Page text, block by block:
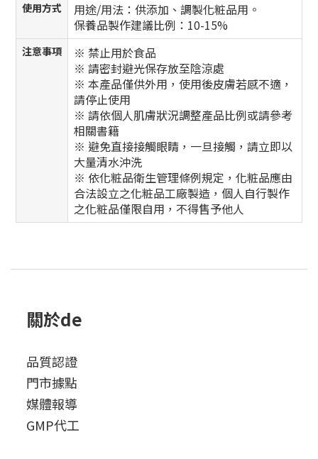
使用方式
用途/用法：供添加、調製化粧品用。
保養品製作建議比例：10-15%
注意事項
※ 禁止用於食品
※ 請密封避光保存放至陰涼處
※ 本產品僅供外用，使用後皮膚若感不適，
請停止使用
※ 請依個人肌膚狀況調整產品比例或請參考
相關書籍
※ 避免直接接觸眼睛，一旦接觸，請立即以
大量清水沖洗
※ 依化粧品衛生管理條例規定，化粧品應由
合法設立之化粧品工廠製造，個人自行製作
之化粧品僅限自用，不得售予他人
關於de
品質認證
門市據點
媒體報導
GMP代工